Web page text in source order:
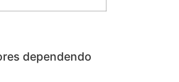
dependendo